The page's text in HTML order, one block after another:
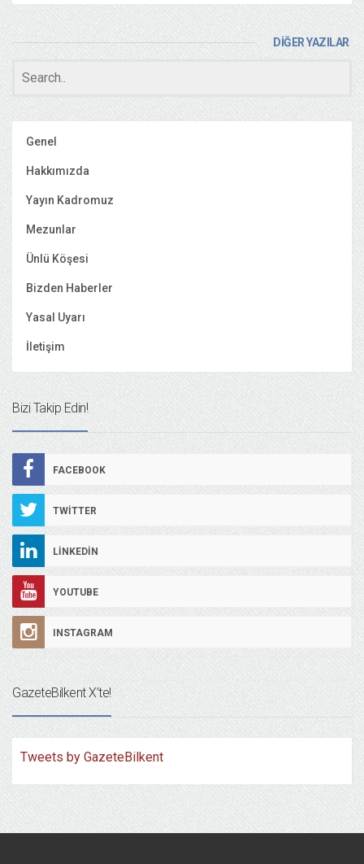
DİĞER YAZILAR
Genel
Hakkımızda
Yayın Kadromuz
Mezunlar
Ünlü Köşesi
Bizden Haberler
Yasal Uyarı
İletişim
Bizi Takip Edin!
FACEBOOK
TWITTER
LINKEDIN
YOUTUBE
INSTAGRAM
GazeteBilkent X’te!
Tweets by GazeteBilkent